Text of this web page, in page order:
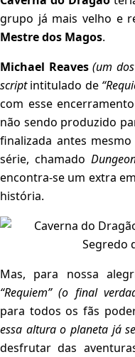
grupo já mais velho e
Mestre dos Magos.
Michael Reaves (um
scriptintitulado de
com esse
não sendo produzido
finalizada antes
série, chamado
encontra-se um extra
história.
Mas, para nossa
“Requiem” (o final
para todos os fãs
essa altura o planeta já
desfrutar das